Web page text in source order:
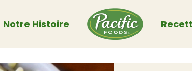
Notre Histoire